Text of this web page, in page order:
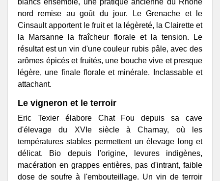
nord remise au goût du jour. Le Grenache et le
Cinsault apportent le fruit et la légèreté, la Clairette et
la Marsanne la fraîcheur florale et la tension. Le
résultat est un vin d'une couleur rubis pâle, avec des
arômes épicés et fruités, une bouche vive et presque
légère, une finale florale et minérale. Inclassable et
attachant.
Le vigneron et le terroir
Eric Texier élabore Chat Fou depuis sa cave
d'élevage du XVIe siècle à Charnay, où les
températures stables permettent un élevage long et
délicat. Bio depuis l'origine, levures indigènes,
macération en grappes entières, pas d'intrant, faible
dose de soufre à l'embouteillage. Un vin de terroir